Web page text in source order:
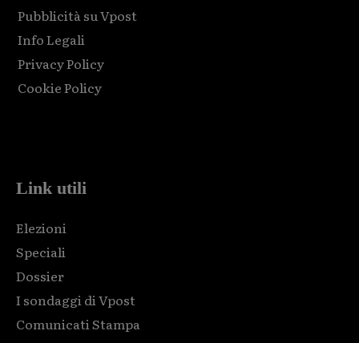
Pubblicità su Vpost
Info Legali
Privacy Policy
Cookie Policy
Link utili
Elezioni
Speciali
Dossier
I sondaggi di Vpost
Comunicati Stampa